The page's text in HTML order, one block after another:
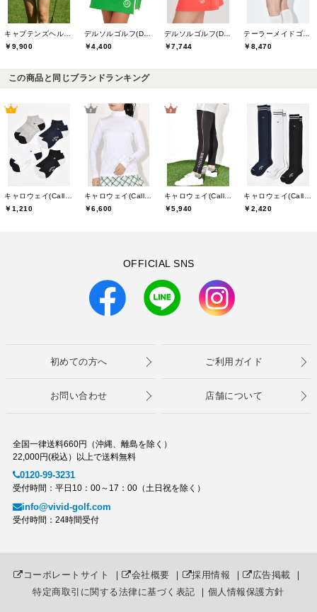
￥9,900
￥4,400
￥7,744
￥8,470
この商品と同じブランドランキング
キャロウェイ(Callaway)
￥1,210
キャロウェイ(Callaway)
￥6,600
キャロウェイ(Callaway)
￥5,940
キャロウェイ(Callaway)
￥2,420
OFFICIAL SNS
初めての方へ ご利用ガイド
お問い合わせ 店舗について
全国一律送料660円（沖縄、離島を除く）
22,000円(税込）以上で送料無料
0120-99-3231
受付時間：平日10：00～17：00（土日祝を除く）
info@vivid-golf.com
受付時間：24時間受付
コーポレートサイト ｜ 会社概要 ｜ 採用情報 ｜ 広告掲載 ｜
特定商取引に関する法律に基づく表記 ｜ 個人情報保護方針